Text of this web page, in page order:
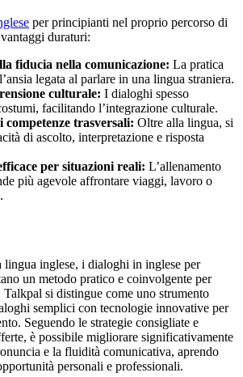
per principianti nel proprio percorso di
duraturi:
fiducia nella comunicazione: La pratica
legata al parlare in una lingua straniera.
culturale: I dialoghi spesso
facilitando l’integrazione culturale.
competenze trasversali: Oltre alla lingua, si
di ascolto, interpretazione e risposta
per situazioni reali: L’allenamento
più agevole affrontare viaggi, lavoro o
lingua inglese, i dialoghi in inglese per
un metodo pratico e coinvolgente per
Talkpal si distingue come uno strumento
semplici con tecnologie innovative per
Seguendo le strategie consigliate e
è possibile migliorare significativamente
e la fluidità comunicativa, aprendo
personali e professionali.